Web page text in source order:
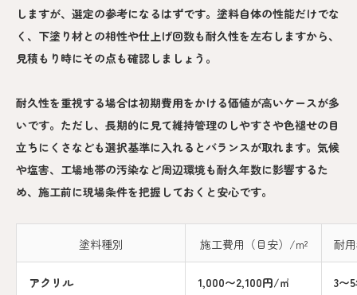
しますが、選定の参考になるはずです。塗料自体の性能だけでな
く、下塗り材との相性や仕上げ回数も耐久性を左右しますから、
見積もり時にその点も確認しましょう。
耐久性を重視する場合は初期費用をかける価値が高いケースが多
いです。ただし、長期的に見て維持管理のしやすさや色褪せの目
立ちにくさなども選択基準に入れるとバランスが取れます。気候
や塩害、工場地帯の汚染など周辺環境も耐久年数に影響するた
め、施工前に現場条件を把握しておくと安心です。
塗料種別 施工費用（目安）/m² 耐
アクリル 1,000〜2,100円/㎡ 3〜